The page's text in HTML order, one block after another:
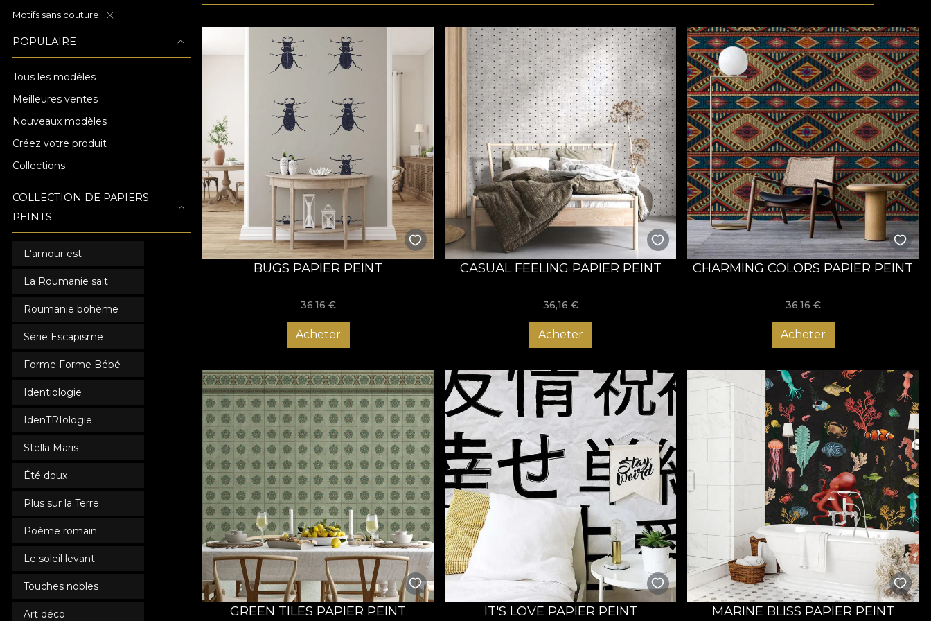
Motifs sans couture
POPULAIRE
Tous les modèles
Meilleures ventes
Nouveaux modèles
Créez votre produit
Collections
COLLECTION DE PAPIERS
PEINTS
L'amour est
La Roumanie sait
Roumanie bohème
Série Escapisme
Forme Forme Bébé
Identiologie
IdenTRIologie
Stella Maris
Été doux
Plus sur la Terre
Poème romain
Le soleil levant
Touches nobles
Art déco
BUGS PAPIER PEINT
36,16 €
Acheter
CASUAL FEELING PAPIER PEINT
36,16 €
Acheter
CHARMING COLORS PAPIER PEINT
36,16 €
Acheter
GREEN TILES PAPIER PEINT IT'S LOVE PAPIER PEINT MARINE BLISS PAPIER PEINT